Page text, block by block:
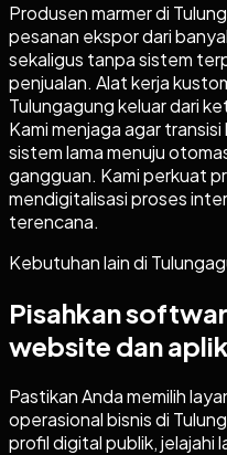
Produsen marmer di
pesanan ekspor dari
sekaligus tanpa sistem
penjualan. Alat kerja
Tulungagung keluar dari
Kami menjaga agar
sistem lama menuju
gangguan. Kami perkuat
mendigitalisasi proses
terencana.
Kebutuhan lain di
Pisahkan
website dan
Pastikan Anda memilih
operasional bisnis di
profil digital publik, jelajahi